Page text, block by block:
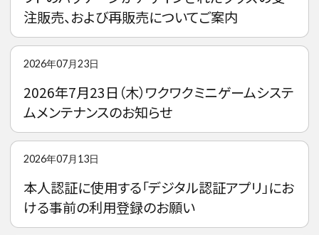
注販売、および再販売についてご案内
2026年07月23日
2026年7月23日（木）ワクワクミニゲームシステ
ムメンテナンスのお知らせ
2026年07月13日
本人認証に使用する「デジタル認証アプリ」にお
ける事前の利用登録のお願い